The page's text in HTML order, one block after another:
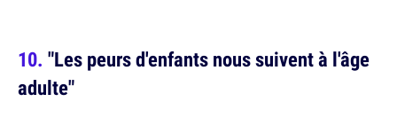
"Les peurs d'enfants nous suivent à l'âge
adulte"